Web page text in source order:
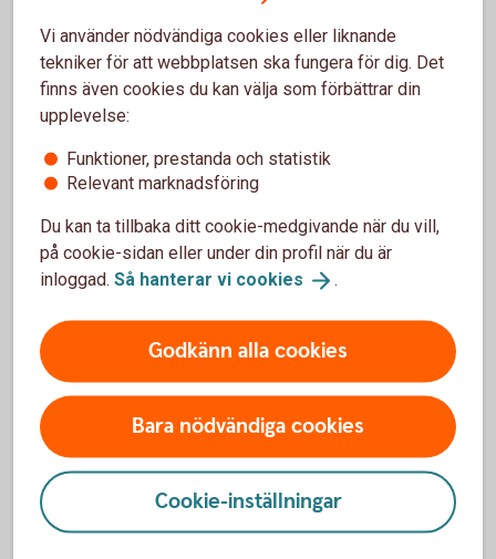
småbarnsår
Bildar man familj är det särskilt viktigt att tänka på att
jämställa ekonomin inom hushållet under småbarnsåren.
Det gör man bäst genom att försöka dela lika på
föräldraledighet, VAB-dagar och eventuellt deltidsarbete.
Om den ena partnern stannar hemma
med barnen länge
har inte bara en lägre lön under den tiden, utan också sämre
förutsättning att spara för sin ekonomiska trygghet.
– När barnen är små är det inte ovanligt att den med lägre
inkomst är den som tar en större del av föräldraledighet,
VAB och kanske även jobbar deltid några år. Det minskar
inkomsten och därmed möjligheten att spara.
- Därför är det viktigt att man inkludera både vanligt
Vi använder nödvändiga cookies eller liknande
tekniker för att webbplatsen ska fungera för dig. Det
finns även cookies du kan välja som förbättrar din
upplevelse:
Funktioner, prestanda och statistik
Relevant marknadsföring
Du kan ta tillbaka ditt cookie-medgivande när du vill,
på cookie-sidan eller under din profil när du är
inloggad. Så hanterar vi cookies .
Godkänn alla cookies
Bara nödvändiga cookies
Cookie-inställningar